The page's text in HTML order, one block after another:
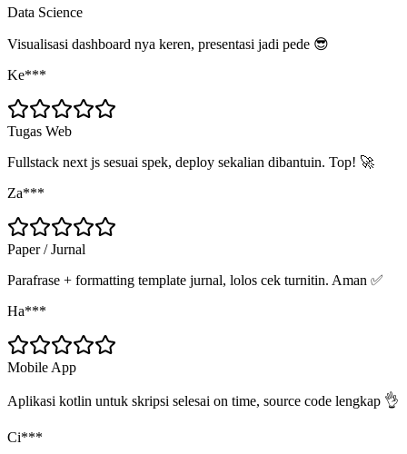
Data Science
Visualisasi dashboard nya keren, presentasi jadi pede 😎
Ke***
Tugas Web
Fullstack next js sesuai spek, deploy sekalian dibantuin. Top! 🚀
Za***
Paper / Jurnal
Parafrase + formatting template jurnal, lolos cek turnitin. Aman ✅
Ha***
Mobile App
Aplikasi kotlin untuk skripsi selesai on time, source code lengkap 👌
Ci***